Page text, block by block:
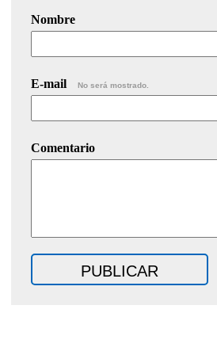
Nombre
E-mail No será mostrado.
Comentario